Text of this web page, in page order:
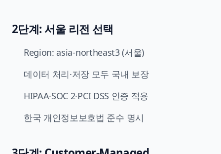
2단계: 서울 리전 선택
Region: asia-northeast3 (서울)
데이터 처리·저장 모두 국내 보장
HIPAA·SOC 2·PCI DSS 인증 적용
한국 개인정보보호법 준수 명시